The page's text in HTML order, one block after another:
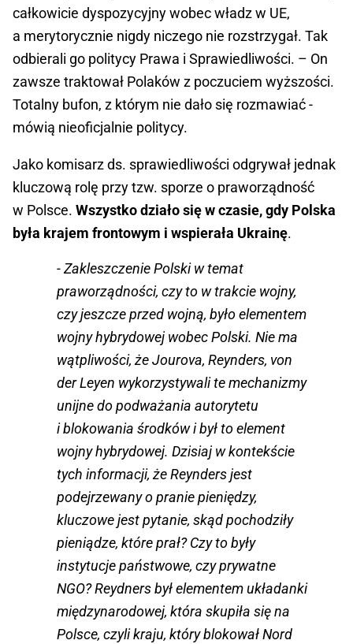
całkowicie dyspozycyjny wobec władz w UE,
a merytorycznie nigdy niczego nie rozstrzygał. Tak
odbierali go politycy Prawa i Sprawiedliwości. – On
zawsze traktował Polaków z poczuciem wyższości.
Totalny bufon, z którym nie dało się rozmawiać -
mówią nieoficjalnie politycy.
Jako komisarz ds. sprawiedliwości odgrywał jednak
kluczową rolę przy tzw. sporze o praworządność
w Polsce. Wszystko działo się w czasie, gdy Polska
była krajem frontowym i wspierała Ukrainę.
- Zakleszczenie Polski w temat
praworządności, czy to w trakcie wojny,
czy jeszcze przed wojną, było elementem
wojny hybrydowej wobec Polski. Nie ma
wątpliwości, że Jourova, Reynders, von
der Leyen wykorzystywali te mechanizmy
unijne do podważania autorytetu
i blokowania środków i był to element
wojny hybrydowej. Dzisiaj w kontekście
tych informacji, że Reynders jest
podejrzewany o pranie pieniędzy,
kluczowe jest pytanie, skąd pochodziły
pieniądze, które prał? Czy to były
instytucje państwowe, czy prywatne
NGO? Reydners był elementem układanki
międzynarodowej, która skupiła się na
Polsce, czyli kraju, który blokował Nord